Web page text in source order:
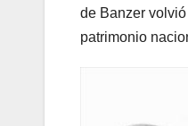
de Banzer
patrimonio